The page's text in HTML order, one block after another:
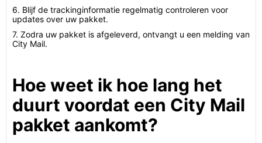
6. Blijf de trackinginformatie regelmatig controleren voor
updates over uw pakket.
7. Zodra uw pakket is afgeleverd, ontvangt u een melding van
City Mail.
Hoe weet ik hoe lang het
duurt voordat een City Mail
pakket aankomt?